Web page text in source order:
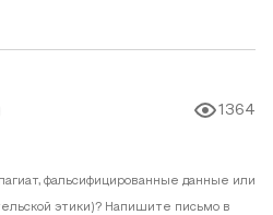
1364
фальсифицированные данные или
этики)? Напишите письмо в